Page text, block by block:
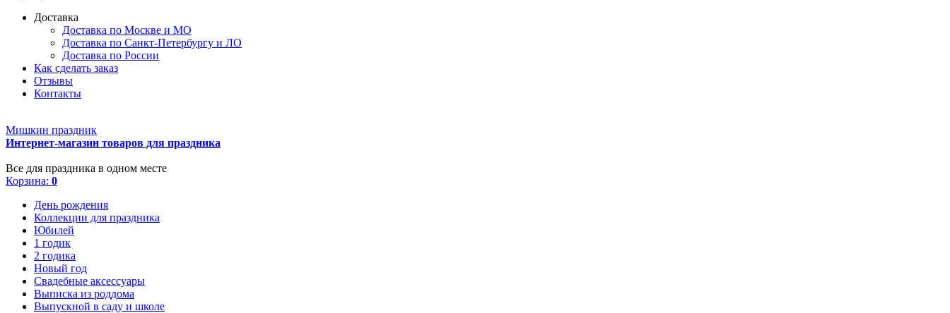
Доставка
Доставка по Москве и МО
Доставка по Санкт-Петербургу и ЛО
Доставка по России
Как сделать заказ
Отзывы
Контакты
Мишкин праздник
Интернет-магазин товаров для праздника
Все для праздника в одном месте
Корзина: 0
День рождения
Коллекции для праздника
Юбилей
1 годик
2 годика
Новый год
Свадебные аксессуары
Выписка из роддома
Выпускной в саду и школе